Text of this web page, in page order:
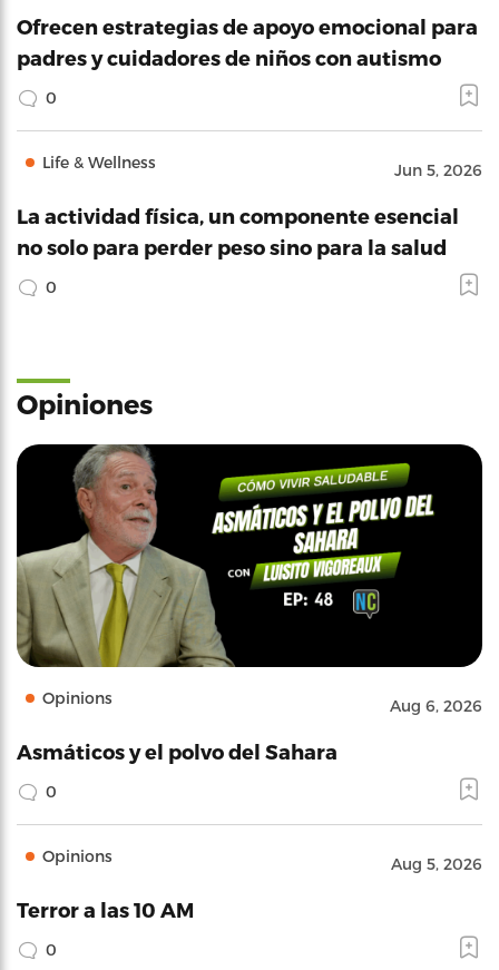
Ofrecen estrategias de apoyo emocional para
padres y cuidadores de niños con autismo
0
Life & Wellness Jun 5, 2026
La actividad física, un componente esencial
no solo para perder peso sino para la salud
0
Opiniones
Opinions Aug 6, 2026
Asmáticos y el polvo del Sahara
0
Opinions Aug 5, 2026
Terror a las 10 AM
0